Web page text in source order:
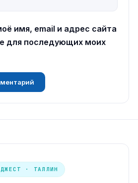
имя, email и адрес сайта
для последующих моих
· ТАЛЛИН